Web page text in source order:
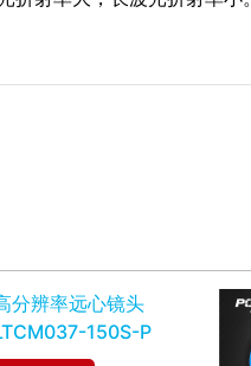
分辨率远心镜头
150S-P